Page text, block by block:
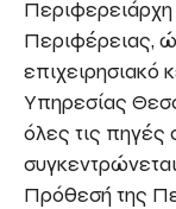
Περιφερειάρχη
Περιφέρειας,
επιχειρησιακό
Υπηρεσίας
όλες τις πηγές
Πρόθεσή της